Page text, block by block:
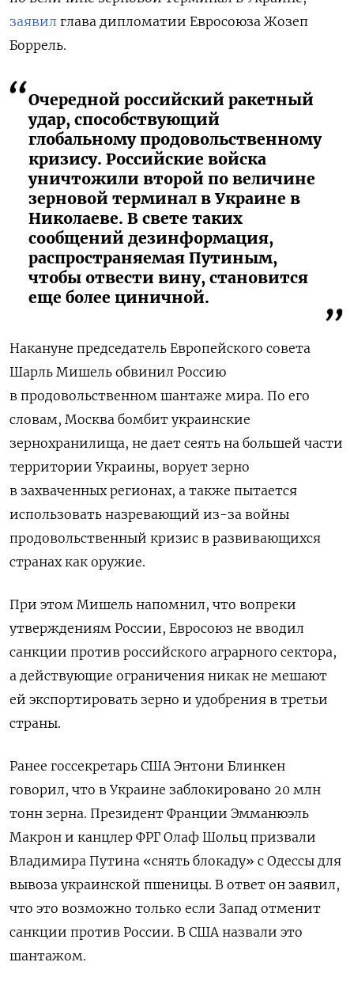
заявил глава дипломатии Евросоюза Жозеп
Боррель.
Очередной российский ракетный
удар, способствующий
глобальному продовольственному
кризису. Российские войска
уничтожили второй по величине
зерновой терминал в Украине в
Николаеве. В свете таких
сообщений дезинформация,
распространяемая Путиным,
чтобы отвести вину, становится
еще более циничной.
Накануне председатель Европейского совета
Шарль Мишель обвинил Россию
в продовольственном шантаже мира. По его
словам, Москва бомбит украинские
зернохранилища, не дает сеять на большей части
территории Украины, ворует зерно
в захваченных регионах, а также пытается
использовать назревающий из-за войны
продовольственный кризис в развивающихся
странах как оружие.
При этом Мишель напомнил, что вопреки
утверждениям России, Евросоюз не вводил
санкции против российского аграрного сектора,
а действующие ограничения никак не мешают
ей экспортировать зерно и удобрения в третьи
страны.
Ранее госсекретарь США Энтони Блинкен
говорил, что в Украине заблокировано 20 млн
тонн зерна. Президент Франции Эмманюэль
Макрон и канцлер ФРГ Олаф Шольц призвали
Владимира Путина «снять блокаду» с Одессы для
вывоза украинской пшеницы. В ответ он заявил,
что это возможно только если Запад отменит
санкции против России. В США назвали это
шантажом.